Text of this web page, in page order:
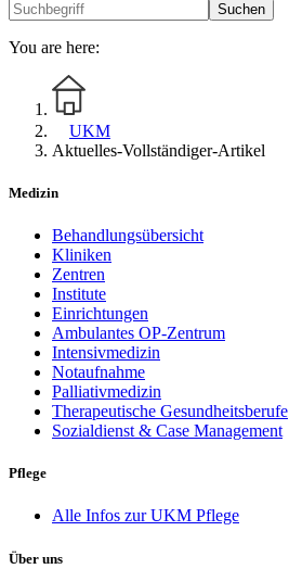
Suchen
You are here:
UKM
Aktuelles-Vollständiger-Artikel
Medizin
Behandlungsübersicht
Kliniken
Zentren
Institute
Einrichtungen
Ambulantes OP-Zentrum
Intensivmedizin
Notaufnahme
Palliativmedizin
Therapeutische Gesundheitsberufe
Sozialdienst & Case Management
Pflege
Alle Infos zur UKM Pflege
Über uns